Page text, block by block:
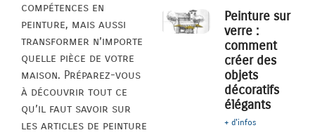
compétences en
peinture, mais aussi
transformer n’importe
quelle pièce de votre
maison. Préparez-vous
à découvrir tout ce
qu’il faut savoir sur
les articles de peinture
Peinture sur
verre :
comment
créer des
objets
décoratifs
élégants
+ d'infos